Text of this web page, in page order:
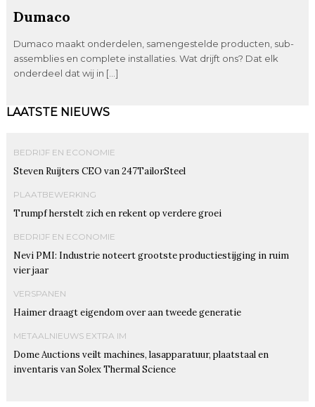
Dumaco
Dumaco maakt onderdelen, samengestelde producten, sub-
assemblies en complete installaties. Wat drijft ons? Dat elk
onderdeel dat wij in […]
LAATSTE NIEUWS
BEDRIJF EN ECONOMIE
Steven Ruijters CEO van 247TailorSteel
PLAATBEWERKING
Trumpf herstelt zich en rekent op verdere groei
BEDRIJF EN ECONOMIE
Nevi PMI: Industrie noteert grootste productiestijging in ruim
vier jaar
VERSPANEN
Haimer draagt eigendom over aan tweede generatie
METAALNIEUWS EXTRA IM
Dome Auctions veilt machines, lasapparatuur, plaatstaal en
inventaris van Solex Thermal Science